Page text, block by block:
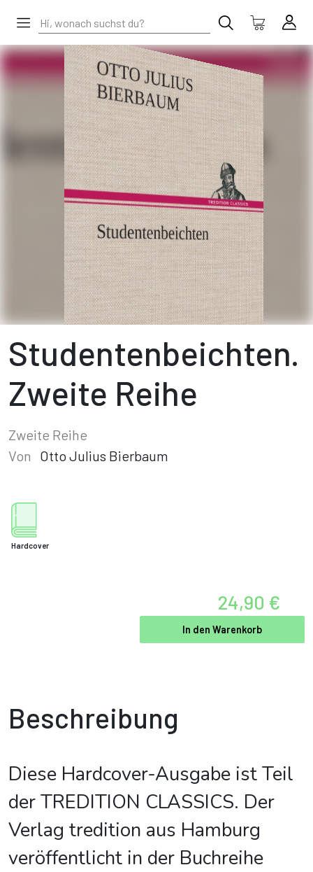
Studentenbeichten.
Zweite Reihe
Zweite Reihe
Von
Otto Julius Bierbaum
Hardcover
24,90 €
In den Warenkorb
Beschreibung
Diese Hardcover-Ausgabe ist Teil
der TREDITION CLASSICS. Der
Verlag tredition aus Hamburg
veröffentlicht in der Buchreihe